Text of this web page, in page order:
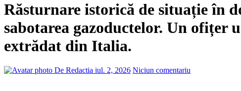
Răsturnare istorică de situație în
sabotarea gazoductelor. Un ofițer
extrădat din Italia.
De Redactia iul. 2, 2026 Niciun comentariu